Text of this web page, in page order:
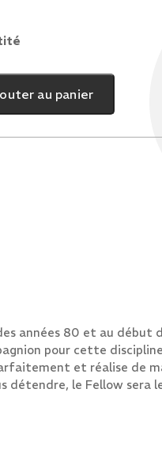
au panier
années 80 et au début
pour cette
et réalise de
détendre, le Fellow sera